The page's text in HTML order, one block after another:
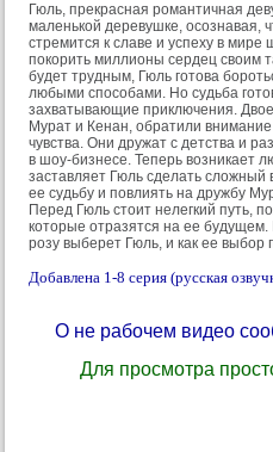
Гюль, прекрасная романтичная
маленькой деревушке, осознавая,
стремится к славе и успеху в мире
покорить миллионы сердец своим
будет трудным, Гюль готова
любыми способами. Но судьба
захватывающие приключения.
Мурат и Кенан, обратили
чувства. Они дружат с детства и
в шоу-бизнесе. Теперь возникает
заставляет Гюль сделать
ее судьбу и повлиять на дружбу
Перед Гюль стоит нелегкий путь,
которые отразятся на ее
розу выберет Гюль, и как ее выбор
Добавлена 1-8 серия (русская
О не рабочем видео
Для просмотра